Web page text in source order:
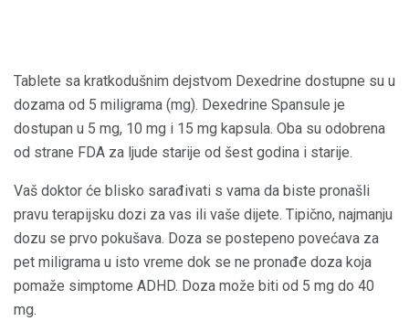
Tablete sa kratkodušnim dejstvom Dexedrine dostupne su u
dozama od 5 miligrama (mg). Dexedrine Spansule je
dostupan u 5 mg, 10 mg i 15 mg kapsula. Oba su odobrena
od strane FDA za ljude starije od šest godina i starije.
Vaš doktor će blisko sarađivati ​​s vama da biste pronašli
pravu terapijsku dozi za vas ili vaše dijete. Tipično, najmanju
dozu se prvo pokušava. Doza se postepeno povećava za
pet miligrama u isto vreme dok se ne pronađe doza koja
pomaže simptome ADHD. Doza može biti od 5 mg do 40
mg.